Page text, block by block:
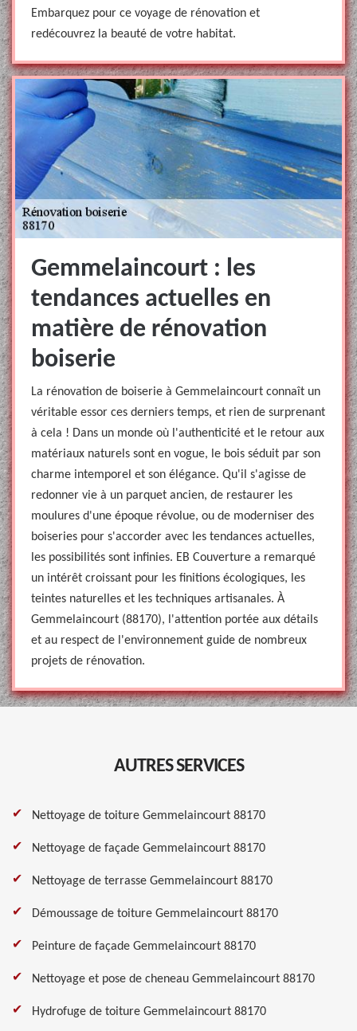
Embarquez pour ce voyage de rénovation et
redécouvrez la beauté de votre habitat.
Gemmelaincourt : les
tendances actuelles en
matière de rénovation
boiserie
La rénovation de boiserie à Gemmelaincourt connaît un
véritable essor ces derniers temps, et rien de surprenant
à cela ! Dans un monde où l'authenticité et le retour aux
matériaux naturels sont en vogue, le bois séduit par son
charme intemporel et son élégance. Qu'il s'agisse de
redonner vie à un parquet ancien, de restaurer les
moulures d'une époque révolue, ou de moderniser des
boiseries pour s'accorder avec les tendances actuelles,
les possibilités sont infinies. EB Couverture a remarqué
un intérêt croissant pour les finitions écologiques, les
teintes naturelles et les techniques artisanales. À
Gemmelaincourt (88170), l'attention portée aux détails
et au respect de l'environnement guide de nombreux
projets de rénovation.
AUTRES SERVICES
Nettoyage de toiture Gemmelaincourt 88170
Nettoyage de façade Gemmelaincourt 88170
Nettoyage de terrasse Gemmelaincourt 88170
Démoussage de toiture Gemmelaincourt 88170
Peinture de façade Gemmelaincourt 88170
Nettoyage et pose de cheneau Gemmelaincourt 88170
Hydrofuge de toiture Gemmelaincourt 88170